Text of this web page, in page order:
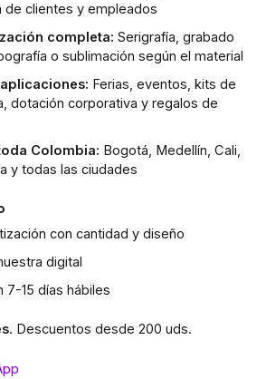
de clientes y empleados
completa: Serigrafía, grabado
o sublimación según el material
Ferias, eventos, kits de
dotación corporativa y regalos de
Colombia: Bogotá, Medellín, Cali,
y todas las ciudades
con cantidad y diseño
digital
7-15 días hábiles
. Descuentos desde 200 uds.